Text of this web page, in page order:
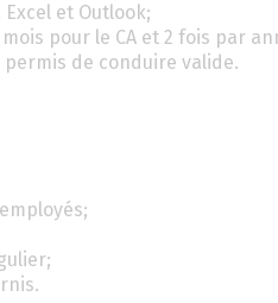
et Outlook;
pour le CA et 2 fois par
de conduire valide.